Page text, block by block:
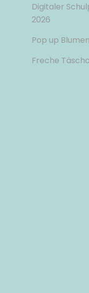
Digitaler
2026
Pop up
Freche